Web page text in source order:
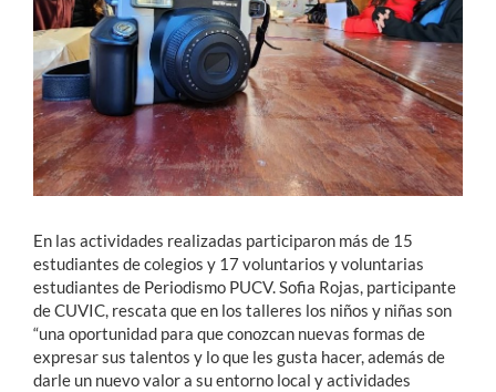
En las actividades realizadas participaron más de 15
estudiantes de colegios y 17 voluntarios y voluntarias
estudiantes de Periodismo PUCV. Sofia Rojas, participante
de CUVIC, rescata que en los talleres los niños y niñas son
“una oportunidad para que conozcan nuevas formas de
expresar sus talentos y lo que les gusta hacer, además de
darle un nuevo valor a su entorno local y actividades